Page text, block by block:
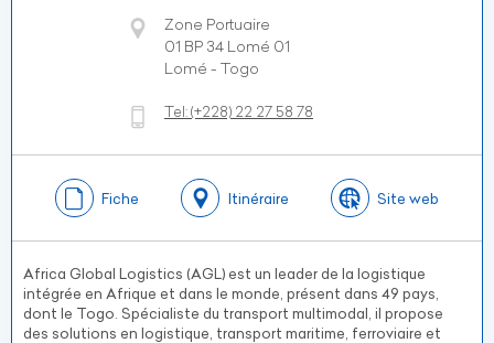
Zone Portuaire
01 BP 34 Lomé 01
Lomé - Togo
Tel:(+228) 22 27 58 78
Fiche Itinéraire Site web
Africa Global Logistics (AGL) est un leader de la logistique
intégrée en Afrique et dans le monde, présent dans 49 pays,
dont le Togo. Spécialiste du transport multimodal, il propose
des solutions en logistique, transport maritime, ferroviaire et